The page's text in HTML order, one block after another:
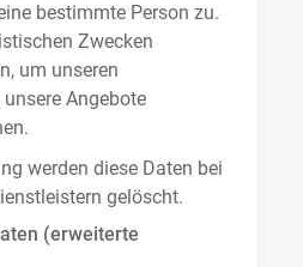
bestimmte Person zu.
Zwecken
um unseren
Angebote
werden diese Daten bei
gelöscht.
(erweiterte